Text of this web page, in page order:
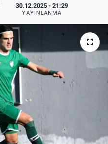
30.12.2025 - 21:29
YAYINLANMA